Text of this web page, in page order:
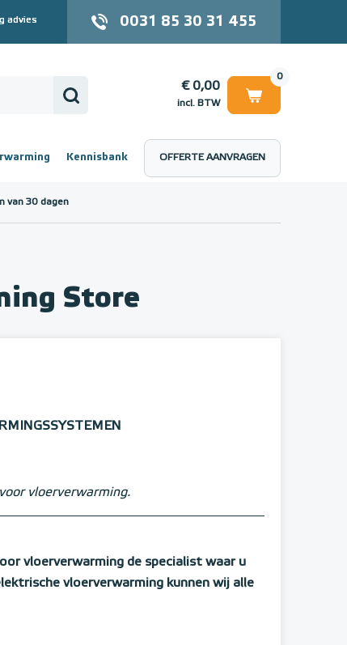
advies 0031 85 30 31 455
0
€ 0,00
incl. BTW
€ 0,00
Kennisbank OFFERTE AANVRAGEN
van 30 dagen
Store
vloerverwarming.
vloerverwarming de specialist waar u
vloerverwarming kunnen wij alle